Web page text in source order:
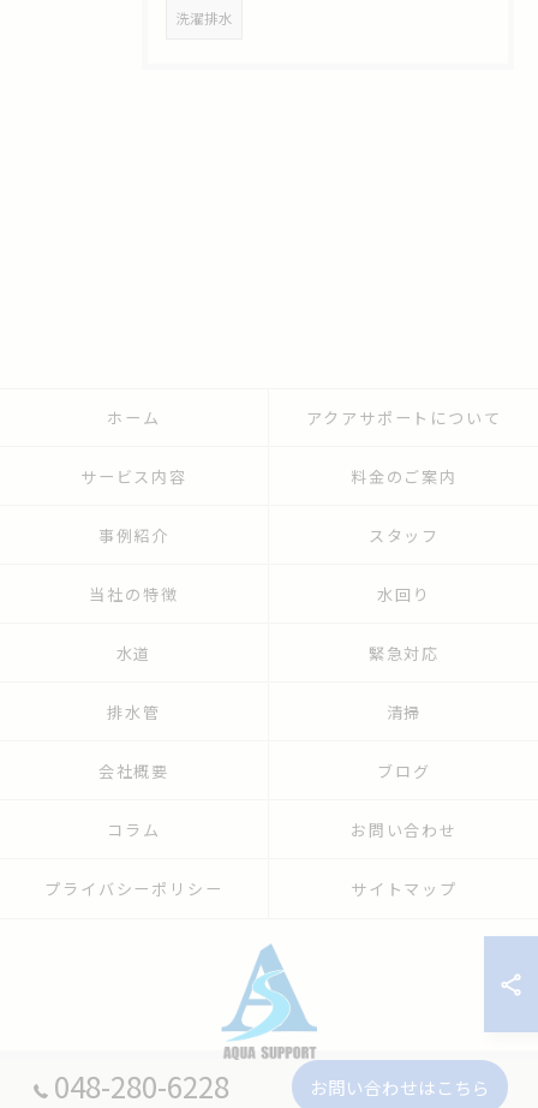
洗濯排水
048-280-6228 お問い合わせはこちら
ホーム アクアサポートについて
サービス内容 料金のご案内
事例紹介 スタッフ
当社の特徴 水回り
水道 緊急対応
排水管 清掃
会社概要 ブログ
コラム お問い合わせ
プライバシーポリシー サイトマップ
© 2026 埼玉の水漏れなら株式会社アクアサポート ALL RIGHTS RESERVED.